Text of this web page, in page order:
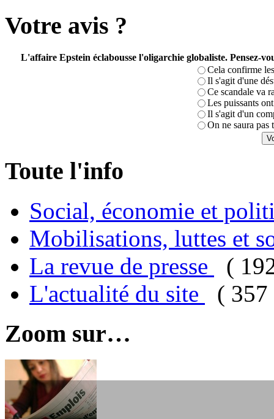
Votre avis ?
L'affaire Epstein éclabousse l'oligarchie globaliste. Pensez-
Cela confirme
Il s'agit d'une
Ce scandale va
Les puissants
Il s'agit d'un
On ne saura pas
Toute l'info
Social, économie et
Mobilisations, luttes et
La revue de presse
(
L'actualité du site
( 357
Zoom sur…